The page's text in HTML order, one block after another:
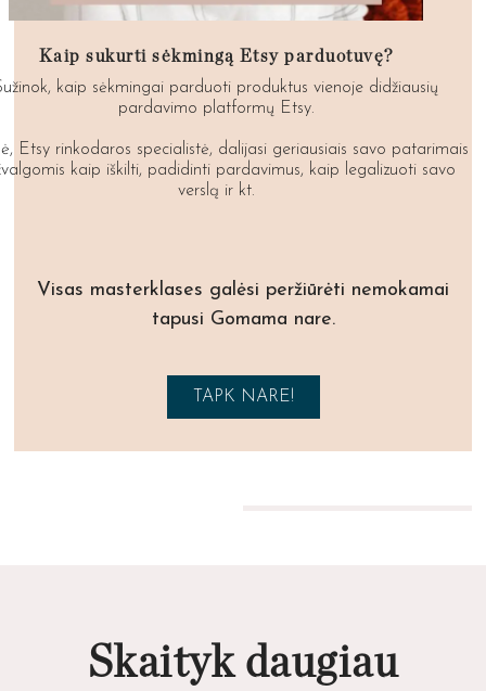
Kaip sukurti sėkmingą Etsy parduotuvę?
kaip sėkmingai parduoti produktus vienoje didžiausių
pardavimo platformų Etsy.
Etsy rinkodaros specialistė, dalijasi geriausiais savo patarimais
kaip iškilti, padidinti pardavimus, kaip legalizuoti savo
verslą ir kt.
Visas masterklases galėsi peržiūrėti nemokamai
tapusi Gomama nare.
TAPK NARE!
Skaityk daugiau